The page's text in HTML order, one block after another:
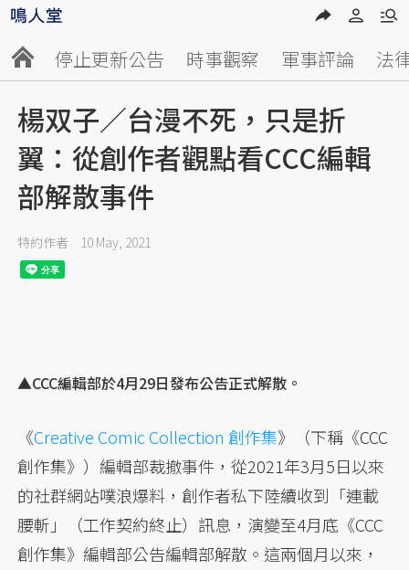
停止更新公告 時事觀察 軍事評論 法
楊双子／台漫不死，只是折
翼：從創作者觀點看CCC編輯
部解散事件
特約作者 10 May, 2021
▲CCC編輯部於4月29日發布公告正式解散。
《Creative Comic Collection 創作集》（下稱《CCC
創作集》）編輯部裁撤事件，從2021年3月5日以來
的社群網站噗浪爆料，創作者私下陸續收到「連載
腰斬」（工作契約終止）訊息，演變至4月底《CCC
創作集》編輯部公告編輯部解散。這兩個月以來，